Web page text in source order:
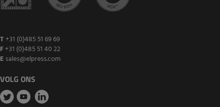
T +31 (0)485 51 69 69
F+31 (0)485 51 40 22
E sales@elpress.com
VOLG ONS